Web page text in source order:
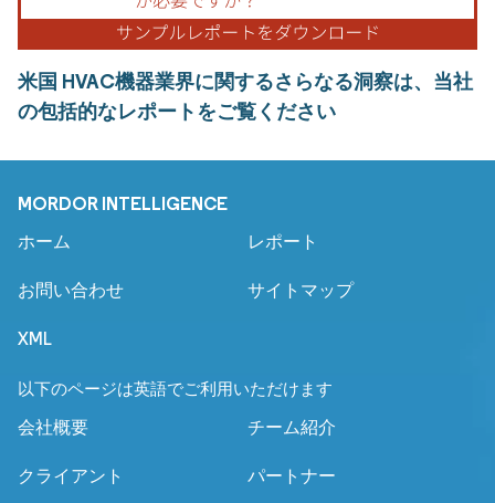
米国 HVAC機器業界に関するさらなる洞察は、当社
の包括的なレポートをご覧ください
MORDOR INTELLIGENCE
ホーム レポート
お問い合わせ サイトマップ
XML
以下のページは英語でご利用いただけます
会社概要 チーム紹介
クライアント パートナー